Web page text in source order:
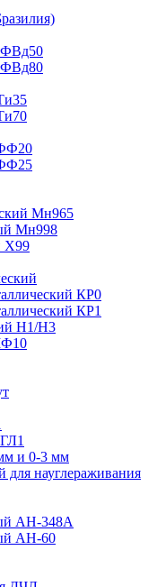
ФВд50
ФВд80
Мн965
Мн998
Х99
КР0
КР1
Н1/Н3
и 0-3 мм
для науглераживания
АН-348А
АН-60